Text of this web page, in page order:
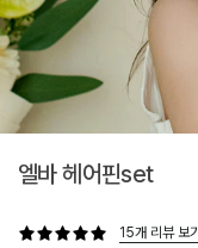
엘바 헤어핀set
15개 리뷰 보기